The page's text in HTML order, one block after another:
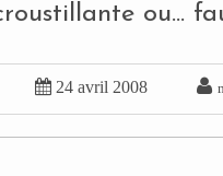
ou...
 24 avril 2008 